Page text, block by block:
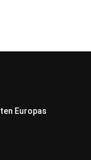
Europas